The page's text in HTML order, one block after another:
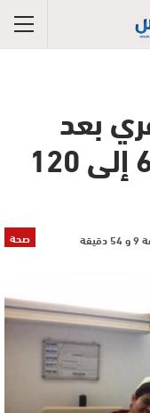
بعد
انخفاض وزنه من 600 إلى 120
صحة